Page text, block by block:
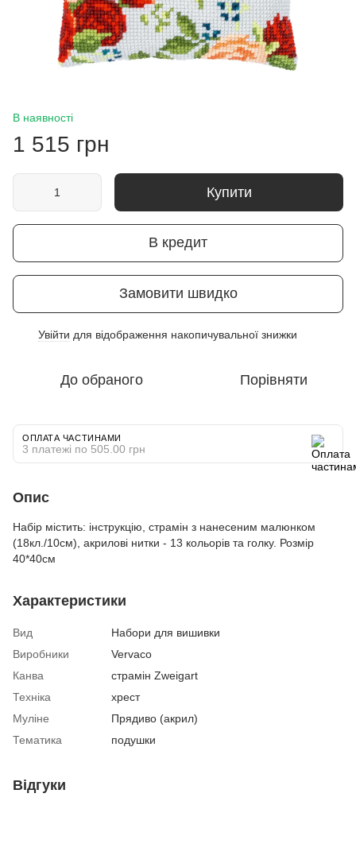
В наявності
1 515 грн
Купити
В кредит
Замовити швидко
Увійти для відображення накопичувальної знижки
До обраного Порівняти
ОПЛАТА ЧАСТИНАМИ
3 платежі по 505.00 грн
Опис
Набір містить: інструкцію, страмін з нанесеним малюнком
(18кл./10см), акрилові нитки - 13 кольорів та голку. Розмір
40*40см
Характеристики
Вид
Набори для вишивки
Виробники
Vervaco
Канва
страмін Zweigart
Техніка
хрест
Муліне
Прядиво (акрил)
Тематика
подушки
Відгуки